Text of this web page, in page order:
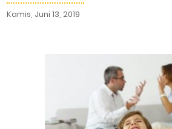
Kamis, Juni 13, 2019